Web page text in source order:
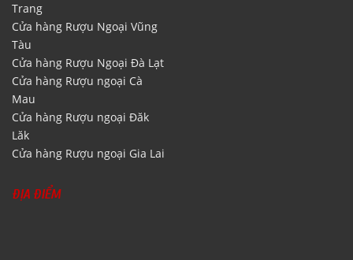
Trang
Cửa hàng Rượu Ngoại Vũng
Tàu
Cửa hàng Rượu Ngoại Đà Lạt
Cửa hàng Rượu ngoại Cà
Mau
Cửa hàng Rượu ngoại Đăk
Lăk
Cửa hàng Rượu ngoại Gia Lai
ĐỊA ĐIỂM